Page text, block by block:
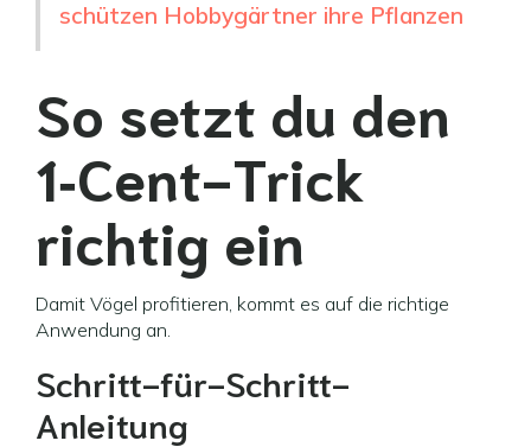
schützen Hobbygärtner ihre Pflanzen
So setzt du den
1‑Cent-Trick
richtig ein
Damit Vögel profitieren, kommt es auf die richtige
Anwendung an.
Schritt-für-Schritt-
Anleitung